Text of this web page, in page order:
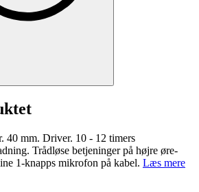
40 mm. Driver. 10 - 12 timers
Trådløse betjeninger på højre øre-
1-knapps mikrofon på kabel. Læs mere